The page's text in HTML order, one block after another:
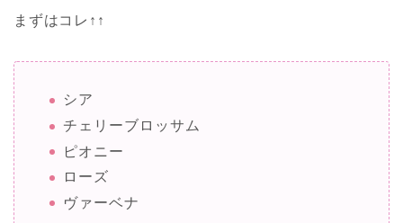
まずはコレ↑↑
シア
チェリーブロッサム
ピオニー
ローズ
ヴァーベナ